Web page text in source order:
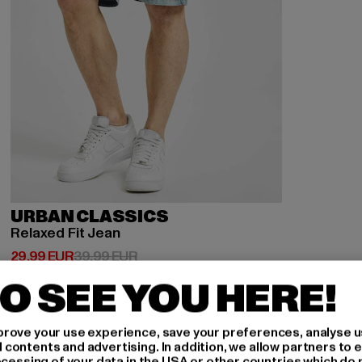
URBAN CLASSICS
Relaxed Fit Jean
29,99 EUR
Derzeitiger Preis: 29,99 EUR
39,99 EURAktionspreis: 39,99 EUR
-11%
SEE YOU HERE!
your use experience, save your preferences, analyse
and advertising. In addition, we allow partners to